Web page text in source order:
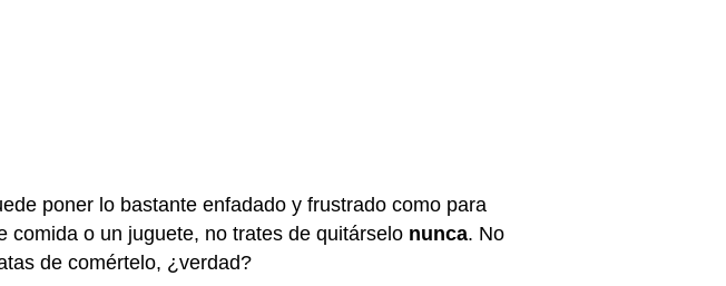
poner lo bastante enfadado y frustrado como para
comida o un juguete, no trates de quitárselo nunca. No
de comértelo, ¿verdad?